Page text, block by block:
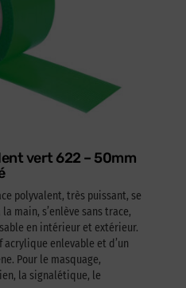
vert 622 – 50mm
polyvalent, très puissant, se
main, s’enlève sans trace,
en intérieur et extérieur.
acrylique enlevable et d’un
Pour le masquage,
la signalétique, le